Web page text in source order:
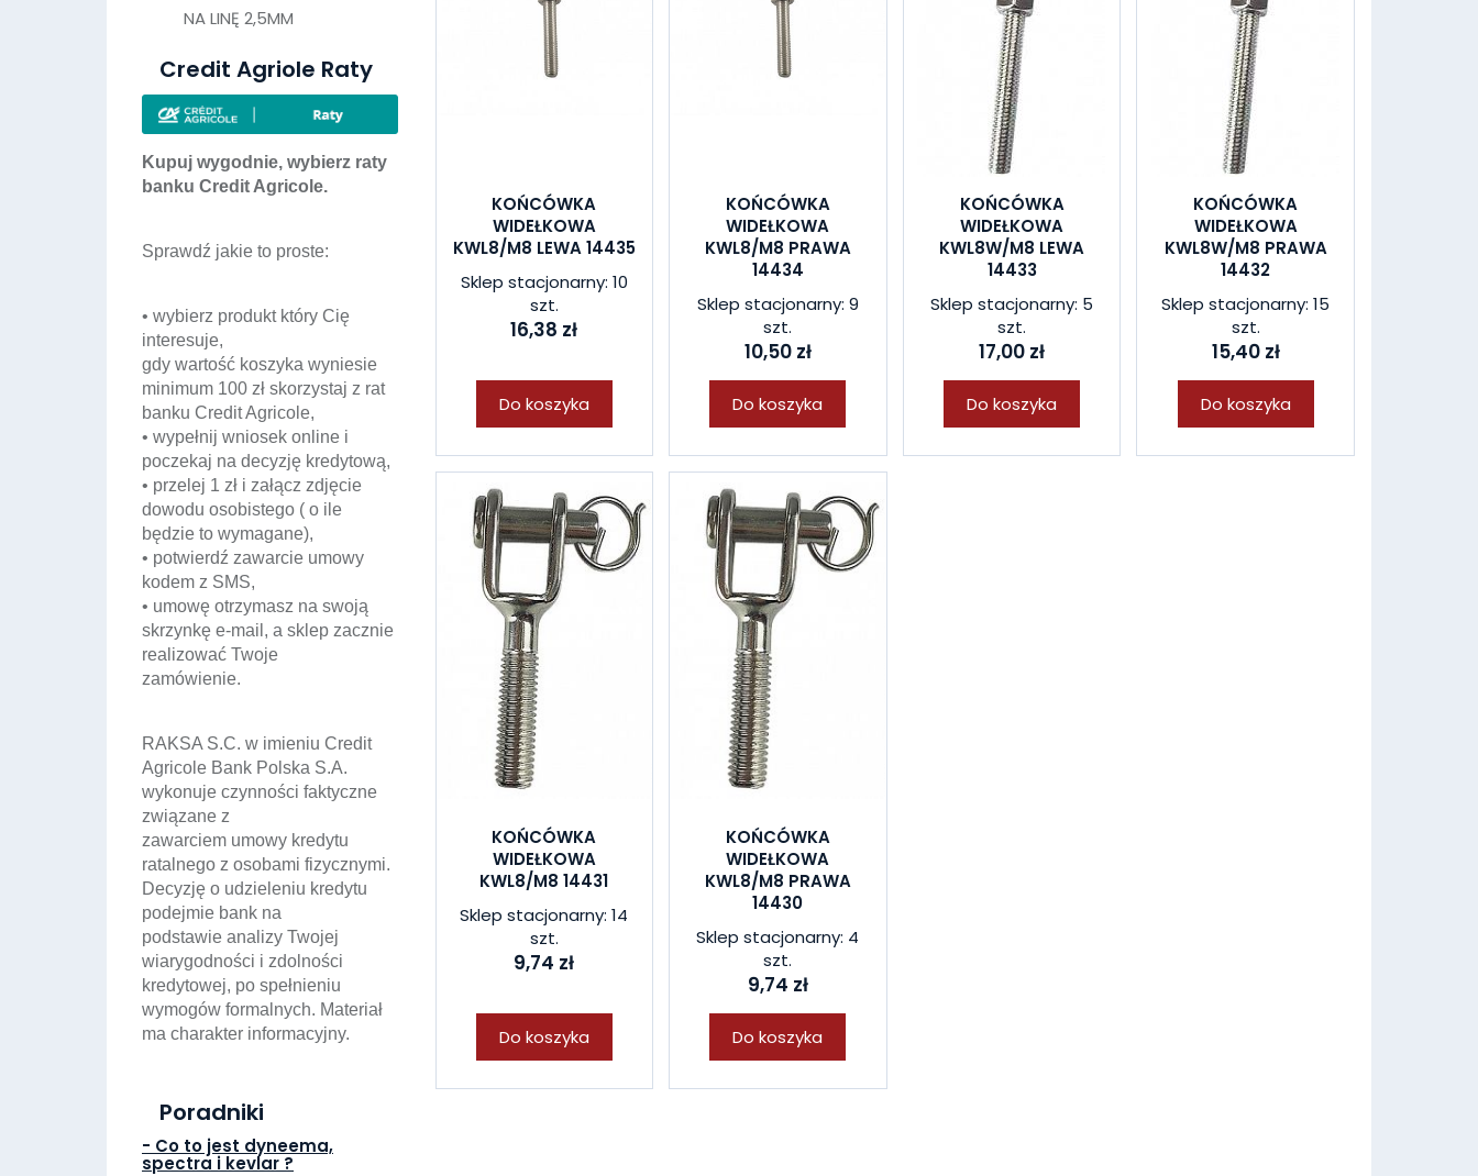
KOŃCÓWKA
WIDEŁKOWA
KWL8/M8 LEWA 14435
Sklep stacjonarny: 10
szt.
16,38 zł
Do koszyka
KOŃCÓWKA
WIDEŁKOWA
KWL8/M8 PRAWA
14434
Sklep stacjonarny: 9
szt.
10,50 zł
Do koszyka
KOŃCÓWKA
WIDEŁKOWA
KWL8W/M8 LEWA
14433
Sklep stacjonarny: 5
szt.
17,00 zł
Do koszyka
KOŃCÓWKA
WIDEŁKOWA
KWL8W/M8 PRAWA
14432
Sklep stacjonarny: 15
szt.
15,40 zł
Do koszyka
KOŃCÓWKA
WIDEŁKOWA
KWL8/M8 14431
Sklep stacjonarny: 14
szt.
9,74 zł
Do koszyka
KOŃCÓWKA
WIDEŁKOWA
KWL8/M8 PRAWA
14430
Sklep stacjonarny: 4
szt.
9,74 zł
Do koszyka
NA LINĘ 2,5MM
Credit Agriole Raty
Kupuj wygodnie, wybierz raty
banku Credit Agricole.
Sprawdź jakie to proste:
• wybierz produkt który Cię
interesuje,
gdy wartość koszyka wyniesie
minimum 100 zł skorzystaj z rat
banku Credit Agricole,
• wypełnij wniosek online i
poczekaj na decyzję kredytową,
• przelej 1 zł i załącz zdjęcie
dowodu osobistego ( o ile
będzie to wymagane),
• potwierdź zawarcie umowy
kodem z SMS,
• umowę otrzymasz na swoją
skrzynkę e-mail, a sklep zacznie
realizować Twoje
zamówienie.
RAKSA S.C. w imieniu Credit
Agricole Bank Polska S.A.
wykonuje czynności faktyczne
związane z
zawarciem umowy kredytu
ratalnego z osobami fizycznymi.
Decyzję o udzieleniu kredytu
podejmie bank na
podstawie analizy Twojej
wiarygodności i zdolności
kredytowej, po spełnieniu
wymogów formalnych. Materiał
ma charakter informacyjny.
Poradniki
- Co to jest dyneema,
spectra i kevlar ?